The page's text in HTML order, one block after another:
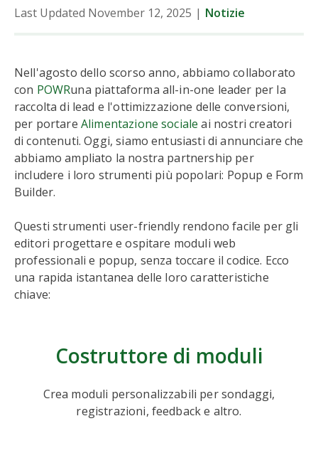
Last Updated November 12, 2025 | Notizie
Nell'agosto dello scorso anno, abbiamo collaborato
con POWRuna piattaforma all-in-one leader per la
raccolta di lead e l'ottimizzazione delle conversioni,
per portare Alimentazione sociale ai nostri creatori
di contenuti. Oggi, siamo entusiasti di annunciare che
abbiamo ampliato la nostra partnership per
includere i loro strumenti più popolari: Popup e Form
Builder.
Questi strumenti user-friendly rendono facile per gli
editori progettare e ospitare moduli web
professionali e popup, senza toccare il codice. Ecco
una rapida istantanea delle loro caratteristiche
chiave:
Costruttore di moduli
Crea moduli personalizzabili per sondaggi,
registrazioni, feedback e altro.